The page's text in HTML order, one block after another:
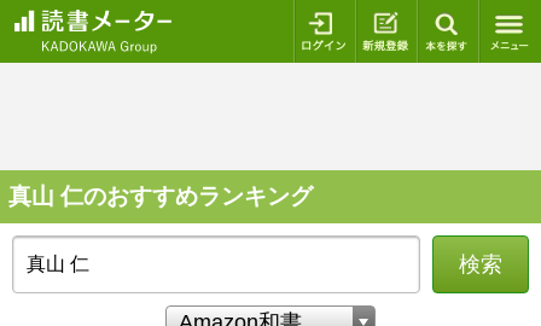
ログイン 新規登録
真山 仁のおすすめランキング
検索